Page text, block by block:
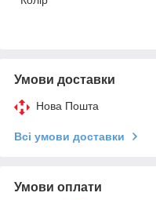
Умови доставки
Нова Пошта
Всі умови доставки
Умови оплати